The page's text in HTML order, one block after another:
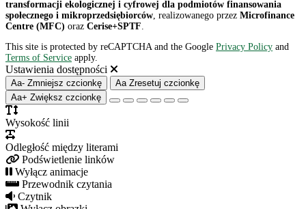
transformacji ekologicznej i cyfrowej dla podmiotów finansowania
społecznego i mikroprzedsiębiorców , realizowanego przez Microfinance
Centre (MFC) oraz Cerise+SPTF
This site is protected by reCAPTCHA and the Google Privacy Policy and
Terms of Service apply.
Ustawienia dostępności
Aa- Zmniejsz czcionkę Aa Zresetuj czcionkę
Aa+ Zwiększ czcionkę
Wysokość linii
Odległość między literami
Podświetlenie linków
Wyłącz animacje
Przewodnik czytania
Czytnik